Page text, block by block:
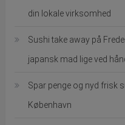
din lokale virksomhed
Sushi take away på
japansk mad lige ved
Spar penge og nyd frisk
København